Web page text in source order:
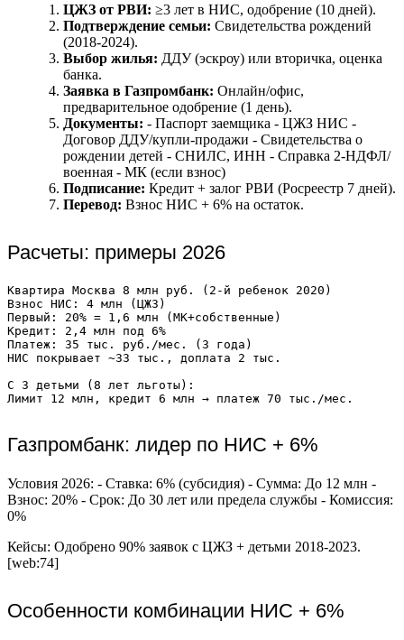
ЦЖЗ от РВИ: ≥3 лет в НИС, одобрение (10 дней).
Подтверждение семьи: Свидетельства рождений
(2018-2024).
Выбор жилья: ДДУ (эскроу) или вторичка, оценка
банка.
Заявка в Газпромбанк: Онлайн/офис,
предварительное одобрение (1 день).
Документы: - Паспорт заемщика - ЦЖЗ НИС -
Договор ДДУ/купли-продажи - Свидетельства о
рождении детей - СНИЛС, ИНН - Справка 2-НДФЛ/
военная - МК (если взнос)
Подписание: Кредит + залог РВИ (Росреестр 7 дней).
Перевод: Взнос НИС + 6% на остаток.
Расчеты: примеры 2026
Квартира Москва 8 млн руб. (2-й ребенок 2020)
Взнос НИС: 4 млн (ЦЖЗ)
Первый: 20% = 1,6 млн (МК+собственные)
Кредит: 2,4 млн под 6%
Платеж: 35 тыс. руб./мес. (3 года)
НИС покрывает ~33 тыс., доплата 2 тыс.
С 3 детьми (8 лет льготы):
Газпромбанк: лидер по НИС + 6%
Условия 2026: - Ставка: 6% (субсидия) - Сумма: До 12 млн -
Взнос: 20% - Срок: До 30 лет или предела службы - Комиссия:
0%
Кейсы: Одобрено 90% заявок с ЦЖЗ + детьми 2018-2023.
[web:74]
Особенности комбинации НИС + 6%